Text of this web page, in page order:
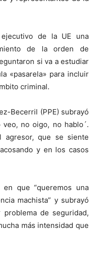
de la UE una
de la orden de
si va a estudiar
«pasarela» para incluir
criminal.
Becerril (PPE) subrayó
no oigo, no hablo´.
agresor, que se siente
y en los casos
que “queremos una
machista” y subrayó
de seguridad,
más intensidad que